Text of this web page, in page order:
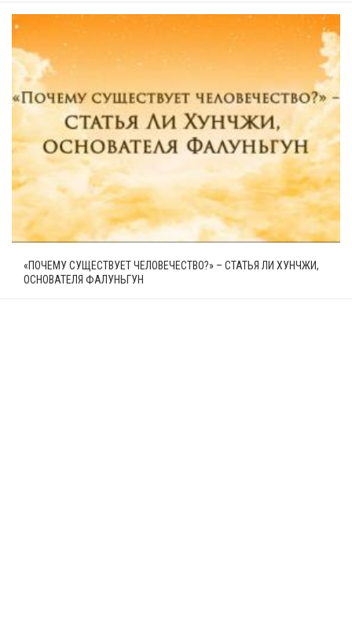
«ПОЧЕМУ СУЩЕСТВУЕТ ЧЕЛОВЕЧЕСТВО?» – СТАТЬЯ ЛИ ХУНЧЖИ,
ОСНОВАТЕЛЯ ФАЛУНЬГУН